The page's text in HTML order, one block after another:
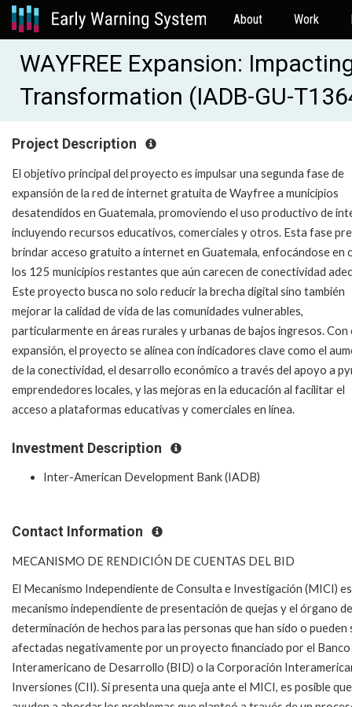
About Work
WAYFREE Expansion:
Transformation (IADB-GU-
Project Description
El objetivo principal del proyecto es impulsar una segunda fase de
expansión de la red de internet gratuita de Wayfree a municipios
desatendidos en Guatemala, promoviendo el uso productivo de
incluyendo recursos educativos, comerciales y otros. Esta fase
brindar acceso gratuito a internet en Guatemala, enfocándose en
los 125 municipios restantes que aún carecen de conectividad
Este proyecto busca no solo reducir la brecha digital sino también
mejorar la calidad de vida de las comunidades vulnerables,
particularmente en áreas rurales y urbanas de bajos ingresos. Con
expansión, el proyecto se alinea con indicadores clave como el
de la conectividad, el desarrollo económico a través del apoyo a
emprendedores locales, y las mejoras en la educación al facilitar el
acceso a plataformas educativas y comerciales en línea.
Investment Description
Inter-American Development Bank (IADB)
Contact Information
MECANISMO DE RENDICIÓN DE CUENTAS DEL BID
El Mecanismo Independiente de Consulta e Investigación (MICI)
mecanismo independiente de presentación de quejas y el órgano de
determinación de hechos para las personas que han sido o pueden
afectadas negativamente por un proyecto financiado por el Banco
Interamericano de Desarrollo (BID) o la Corporación
Inversiones (CII). Si presenta una queja ante el MICI, es posible